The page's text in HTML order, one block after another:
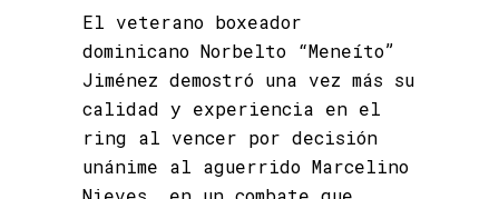
El veterano boxeador
dominicano Norbelto “Meneíto”
Jiménez demostró una vez más su
calidad y experiencia en el
ring al vencer por decisión
unánime al aguerrido Marcelino